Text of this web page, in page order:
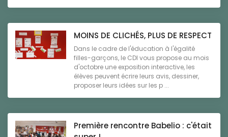
MOINS DE CLICHÉS, PLUS DE RESPECT
Dans le cadre de l'éducation à l'égalité
filles-garçons, le CDI vous propose au mois
d'octobre une exposition interactive, les
élèves peuvent écrire leurs avis, dessiner,
proposer leurs idées sur les p ...
Première rencontre Babelio : c'était